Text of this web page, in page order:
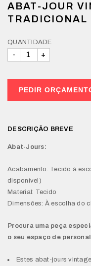
ABAT-JOUR
TRADICIONAL
QUANTIDADE
PEDIR
DESCRIÇÃO BREVE
Abat-Jours:
Acabamento: Tecido à
disponível)
Material: Tecido
Dimensões: À escolha do
Procura uma peça
o seu espaço de
Estes abat-jours